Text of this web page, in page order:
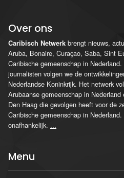
Over ons
Caribisch Netwerk brengt nieuws,
Aruba, Bonaire, Curaçao, Saba, Sint
Caribische gemeenschap in
journalisten volgen we de
Nederlandse Koninkrijk. Het netwerk
Arubaanse gemeenschap in
Den Haag die gevolgen heeft voor de
Caribische gemeenschap in
onafhankelijk. ...
Menu